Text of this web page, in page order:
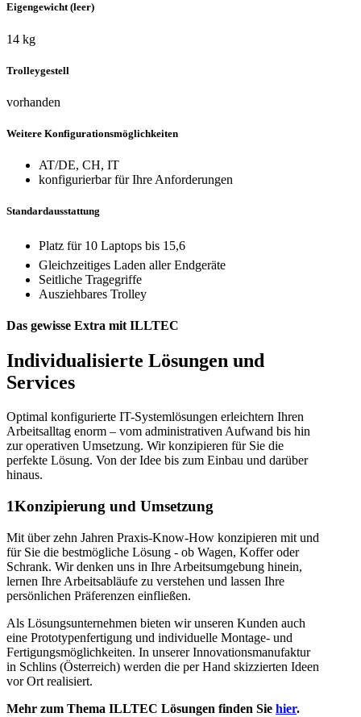
Eigengewicht (leer)
14 kg
Trolleygestell
vorhanden
Weitere Konfigurationsmöglichkeiten
AT/DE, CH, IT
konfigurierbar für Ihre Anforderungen
Standardausstattung
Platz für 10 Laptops bis 15,6
Gleichzeitiges Laden aller Endgeräte
Seitliche Tragegriffe
Ausziehbares Trolley
Das gewisse Extra mit ILLTEC
Individualisierte Lösungen und
Services
Optimal konfigurierte IT-Systemlösungen erleichtern Ihren
Arbeitsalltag enorm – vom administrativen Aufwand bis hin
zur operativen Umsetzung. Wir konzipieren für Sie die
perfekte Lösung. Von der Idee bis zum Einbau und darüber
hinaus.
1Konzipierung und Umsetzung
Mit über zehn Jahren Praxis-Know-How konzipieren mit und
für Sie die bestmögliche Lösung - ob Wagen, Koffer oder
Schrank. Wir denken uns in Ihre Arbeitsumgebung hinein,
lernen Ihre Arbeitsabläufe zu verstehen und lassen Ihre
persönlichen Präferenzen einfließen.
Als Lösungsunternehmen bieten wir unseren Kunden auch
eine Prototypenfertigung und individuelle Montage- und
Fertigungsmöglichkeiten. In unserer Innovationsmanufaktur
in Schlins (Österreich) werden die per Hand skizzierten Ideen
vor Ort realisiert.
Mehr zum Thema ILLTEC Lösungen finden Sie hier.